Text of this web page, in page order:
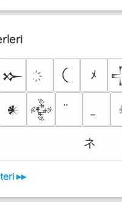
𒁍 ﾒ
𒀭 𒅒
ネ
▸▸